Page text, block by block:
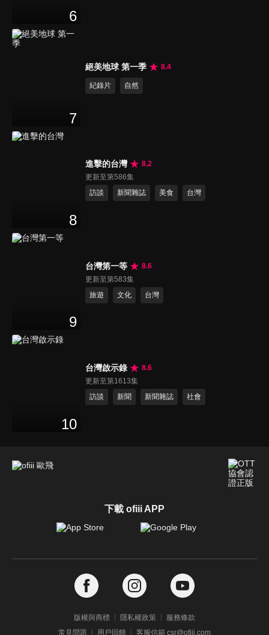
6
7
絕美地球 第一季 8.4
紀錄片 自然
8
進擊的台灣
8.2
更新至第586集
訪談
新聞雜誌 美食 台灣
9
台灣第一等
8.6
更新至第583集
旅遊
文化 台灣
10
台灣啟示錄
8.6
更新至第1613集
訪談
新聞 新聞雜誌 社會
下載 ofiii APP
版權與商標 隱私權政策
服務條款
常見問題
用戶回饋 客服信箱 csr@ofiii.com